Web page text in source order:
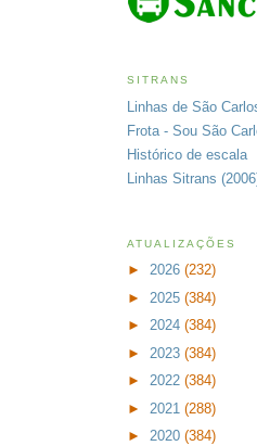
SITRANS
Linhas de São
Frota - Sou São
Histórico de escala
Linhas Sitrans
ATUALIZAÇÕES
► 2026 (232)
► 2025 (384)
► 2024 (384)
► 2023 (384)
► 2022 (384)
► 2021 (288)
► 2020 (384)